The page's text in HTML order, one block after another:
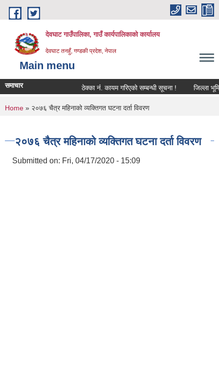
Skip to main content
देवघाट गाउँपालिका, गाउँ कार्यपालिकाको कार्यालय
देवघाट तनहुँ, गण्डकी प्रदेश, नेपाल
Main menu
समाचार ठेक्का नंं. कायम गरिएको सम्बन्धी सूचना ! जिल्ला भूमि
You are here
Home » २०७६ चैत्र महिनाको व्यक्तिगत घटना दर्ता विवरण
२०७६ चैत्र महिनाको व्यक्तिगत घटना दर्ता विवरण
Submitted on: Fri, 04/17/2020 - 15:09